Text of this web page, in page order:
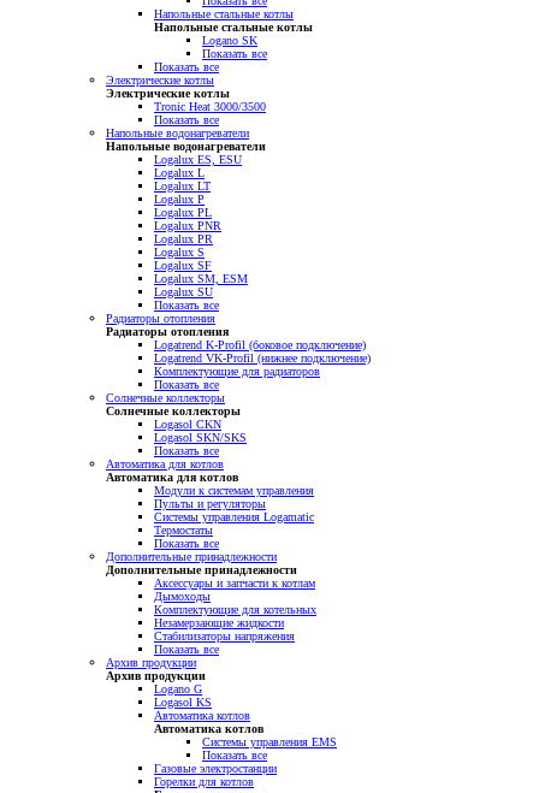
Напольные стальные котлы
Напольные стальные котлы
Logano SK
Показать все
Показать все
Электрические котлы
Электрические котлы
Tronic Heat 3000/3500
Показать все
Напольные водонагреватели
Напольные водонагреватели
Logalux ES, ESU
Logalux L
Logalux LT
Logalux P
Logalux PL
Logalux PNR
Logalux PR
Logalux S
Logalux SF
Logalux SM, ESM
Logalux SU
Показать все
Радиаторы отопления
Радиаторы отопления
Logatrend K-Profil (боковое подключение)
Logatrend VK-Profil (нижнее подключение)
Комплектующие для радиаторов
Показать все
Солнечные коллекторы
Солнечные коллекторы
Logasol CKN
Logasol SKN/SKS
Показать все
Автоматика для котлов
Автоматика для котлов
Модули к системам управления
Пульты и регуляторы
Системы управления Logamatic
Термостаты
Показать все
Дополнительные принадлежности
Дополнительные принадлежности
Аксессуары и запчасти к котлам
Дымоходы
Комплектующие для котельных
Незамерзающие жидкости
Стабилизаторы напряжения
Показать все
Архив продукции
Архив продукции
Logano G
Logasol KS
Автоматика котлов
Автоматика котлов
Системы управления EMS
Показать все
Газовые электростанции
Горелки для котлов